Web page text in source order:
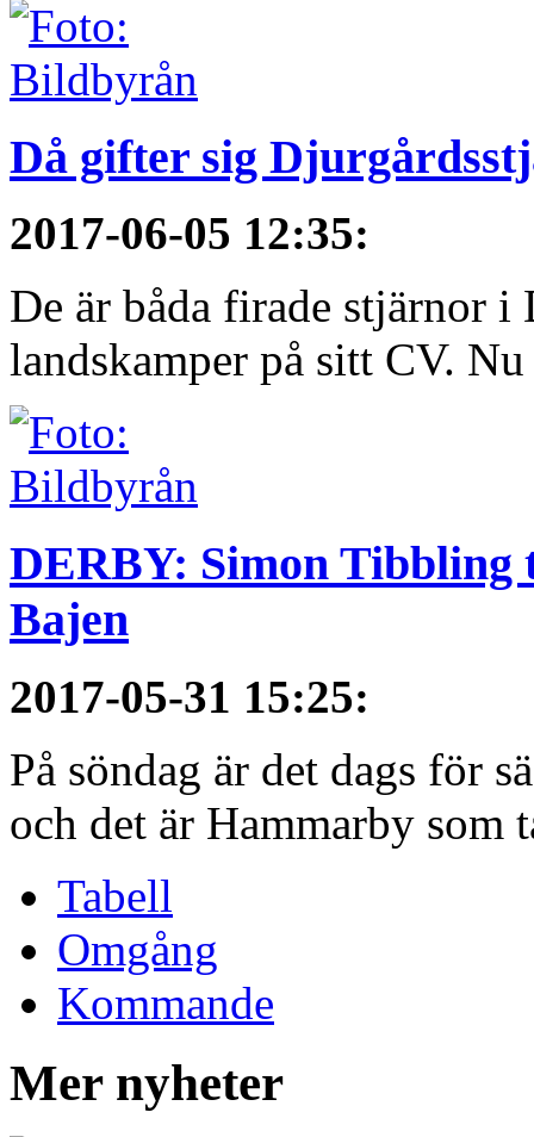
Då gifter sig
2017-06-05 12:35:
De är båda firade stjärnor i
landskamper på sitt CV.
DERBY: Simon
Bajen
2017-05-31 15:25:
På söndag är det dags för
och det är Hammarby som
Tabell
Omgång
Kommande
Mer nyheter